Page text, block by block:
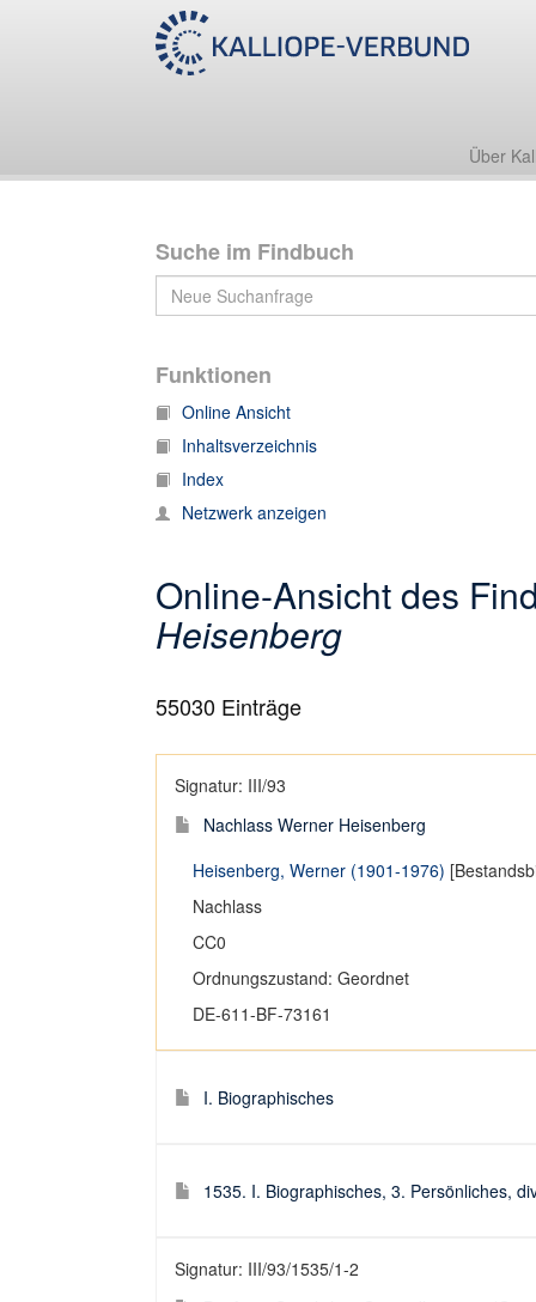
Über
Suche im Findbuch
Funktionen
Online Ansicht
Inhaltsverzeichnis
Index
Netzwerk anzeigen
Online-Ansicht des
Heisenberg
55030 Einträge
Nachlass Werner Heisenberg
I. Biographisches
Signatur: III/93
Nachlass Werner Heisenberg
Heisenberg, Werner (1901-1976)
Nachlass
CC0
Ordnungszustand: Geordnet
DE-611-BF-73161
I. Biographisches
1535. I. Biographisches, 3. Persönliches,
Signatur: III/93/1535/1-2